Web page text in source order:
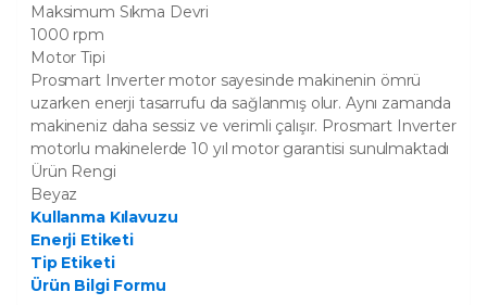
Maksimum Sıkma Devri
1000 rpm
Motor Tipi
Prosmart Inverter motor sayesinde makinenin ömrü
uzarken enerji tasarrufu da sağlanmış olur. Aynı zamanda
makineniz daha sessiz ve verimli çalışır. Prosmart Inverter
motorlu makinelerde 10 yıl motor garantisi sunulmaktadı
Ürün Rengi
Beyaz
Kullanma Kılavuzu
Enerji Etiketi
Tip Etiketi
Ürün Bilgi Formu